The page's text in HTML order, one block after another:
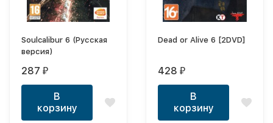
Soulcalibur 6 (Русская
версия)
287 ₽
В
корзину
Dead or Alive 6 [2DVD]
428 ₽
В
корзину